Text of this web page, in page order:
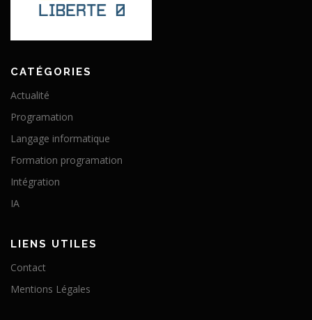
CATÉGORIES
Actualité
Programation
Langage informatique
Formation programation
Intégration
IA
LIENS UTILES
Contact
Mentions Légales